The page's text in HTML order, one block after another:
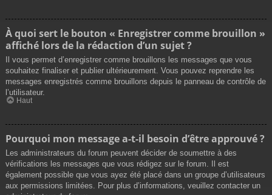
À quoi sert le bouton « Enregistrer comme brouillon »
affiché lors de la rédaction d’un sujet ?
Il vous permet d’enregistrer comme brouillons les messages que vous
souhaitez finaliser et publier ultérieurement. Vous pouvez reprendre les
messages enregistrés comme brouillons depuis le panneau de contrôle de
l’utilisateur.
Haut
Pourquoi mon message a-t-il besoin d’être approuvé ?
Les administrateurs du forum peuvent décider de soumettre à des
vérifications les messages que vous rédigez sur le forum. Il est
également possible que vous ayez été placé dans un groupe d’utilisateurs
aux permissions limitées. Pour plus d’informations, veuillez contacter un